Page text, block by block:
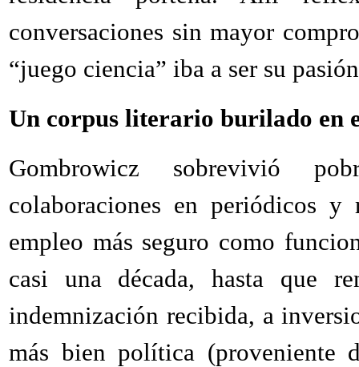
conversaciones sin mayor
“juego ciencia” iba a ser su
Un corpus literario burilado en
Gombrowicz sobrevivió
colaboraciones en periódicos
empleo más seguro como
casi una década, hasta que
indemnización recibida, a
más bien política (proveniente